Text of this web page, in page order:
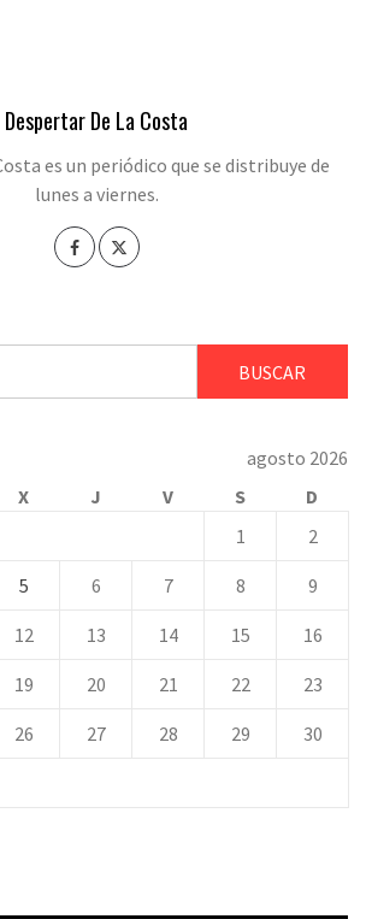
Despertar De La Costa
es un periódico que se distribuye de
lunes a viernes.
agosto 2026
X J V S
D
1
2
5 6 7 8 9
12 13 14 15 16
19 20 21 22 23
26 27 28 29 30